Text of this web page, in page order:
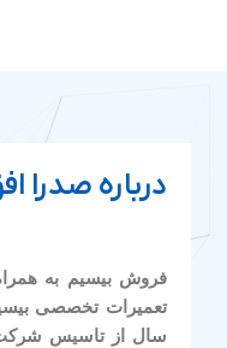
درباره صدرا
فروش بیسیم به همراه
سال از تاسیس شرکت